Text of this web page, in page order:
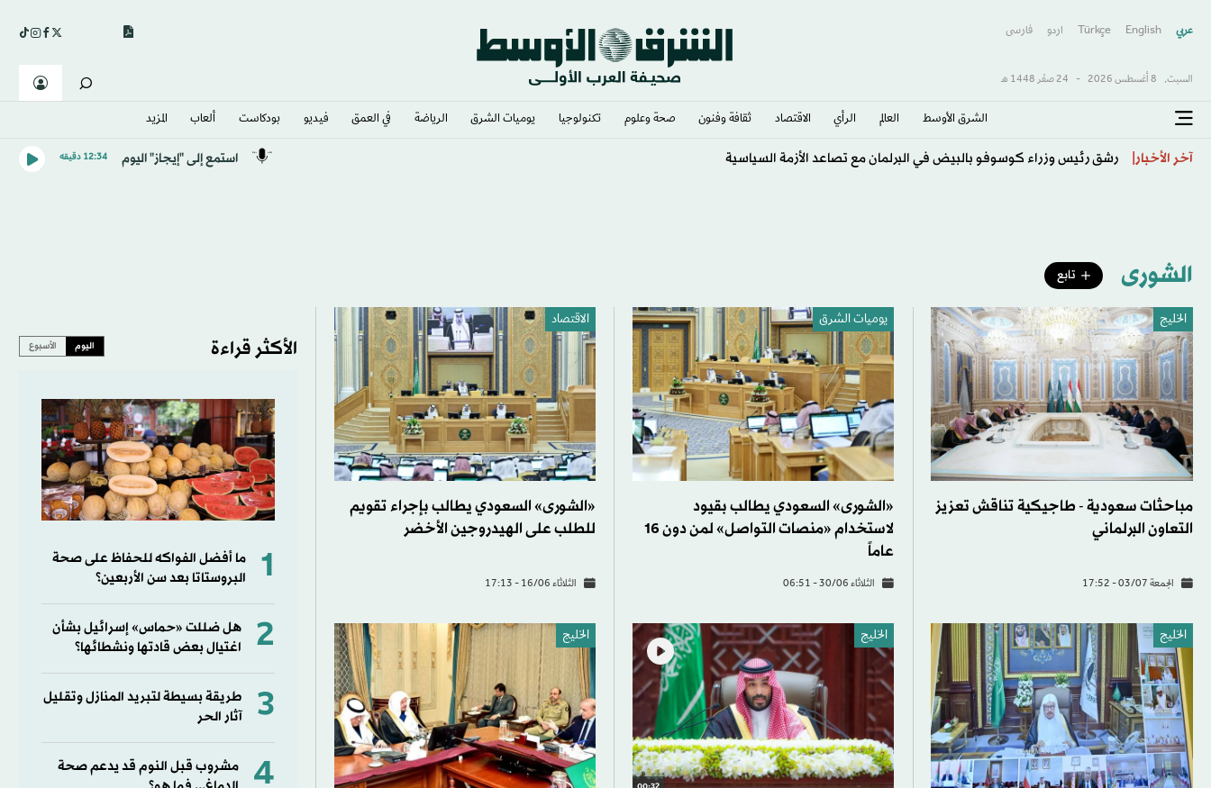
عربي English
Türkçe اردو فارسى
السبت, 8 أغسطس 2026 - 24 صفَر 1448 هـ
الشرق الأوسط​ العالم الرأي الاقتصاد ثقافة وفنون صحة وعلوم تكنولوجيا يوميات الشرق​ الرياضة في العمق فيديو بودكاست ألعاب المزيد
آخر الأخبار إيران ومقامرة «هرمز»... من فرصة التسوية إلى خطر العزلة استمع إلى "إيجاز" اليوم 12:34 دقيقه
الشورى تابع
الخليج
مباحثات سعودية - طاجيكية تناقش تعزيز
التعاون البرلماني
الجمعة 03/07 - 17:52
يوميات الشرق
«الشورى» السعودي يطالب بقيود
لاستخدام «منصات التواصل» لمن دون 16
عاماً
الثلاثاء 30/06 - 06:51
الاقتصاد
«الشورى» السعودي يطالب بإجراء تقويم
للطلب على الهيدروجين الأخضر
الثلاثاء 16/06 - 17:13
الخليج الخليج الخليج
الأكثر قراءة اليوم الأسبوع
1
ما أفضل الفواكه للحفاظ على صحة
البروستاتا بعد سن الأربعين؟
2
هل ضللت «حماس» إسرائيل بشأن
اغتيال بعض قادتها ونشطائها؟
3
طريقة بسيطة لتبريد المنازل وتقليل
آثار الحر
4
مشروب قبل النوم قد يدعم صحة